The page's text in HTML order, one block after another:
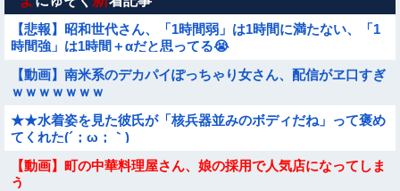
【悲報】昭和世代さん、「1時間弱」は1時間に満たない、「1
時間強」は1時間＋αだと思ってる😭
【動画】南米系のデカパイぽっちゃり女さん、配信がヱ口すぎ
ｗｗｗｗｗｗｗ
★★水着姿を見た彼氏が「核兵器並みのボディだね」って褒め
てくれた(´；ω；｀)
【動画】町の中華料理屋さん、娘の採用で人気店になってしま
う